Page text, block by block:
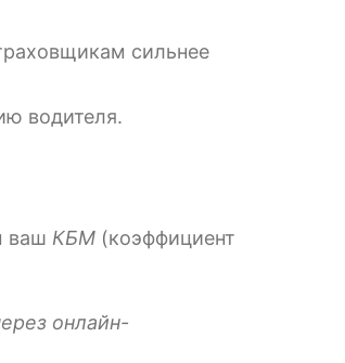
сильнее
водителя.
ваш КБМ (коэффициент
онлайн-